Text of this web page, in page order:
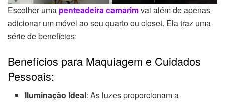
Escolher uma penteadeira camarimvai além de apenas
adicionar um móvel ao seu quarto ou closet. Ela traz uma
série de benefícios:
Benefícios para Maquiagem e Cuidados
Pessoais:
Iluminação Ideal: As luzes proporcionam a